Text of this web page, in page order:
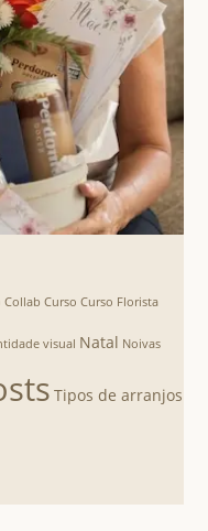
Collab Curso Curso Florista
visual Natal Noivas
Tipos de arranjos